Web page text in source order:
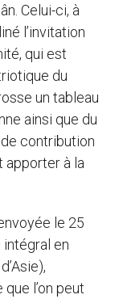
Celui-ci, à
l’invitation
qui est
du
un tableau
ainsi que du
contribution
apporter à la
le 25
en
l’on peut